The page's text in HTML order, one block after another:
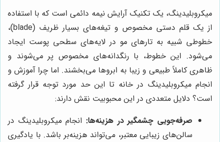
میکروبلیدینگ، یک تکنیک آرایش نیمه دائمی است که با استفاده
از یک قلم دستی مخصوص و تیغه‌های بسیار ظریف (blade)،
خطوطی شبیه به تارهای مو در لایه‌های سطحی پوست ایجاد
می‌شود. این خطوط، با رنگدانه‌های مخصوص پر می‌شوند و
ظاهری کاملاً طبیعی و زیبا به ابروها می‌بخشند. اما چرا آموزش و
انجام میکروبلیدینگ در خانه تا این حد مورد توجه قرار گرفته
است؟ دلایل متعددی در این محبوبیت نقش دارند:
صرفه‌جویی چشمگیر در هزینه‌ها: انجام میکروبلیدینگ در
سالن‌های زیبایی معتبر، می‌تواند هزینه‌بر باشد. با یادگیری